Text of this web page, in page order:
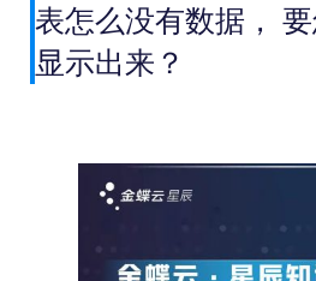
表怎么没有数据，
显示出来？